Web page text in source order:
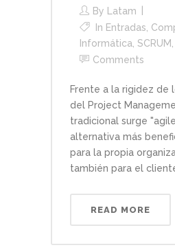
By Latam
In Entradas,
Informática, SCRUM,
Comments
Frente a la rigidez de
del Project
tradicional surge
alternativa más
para la propia
también para el
READ MORE